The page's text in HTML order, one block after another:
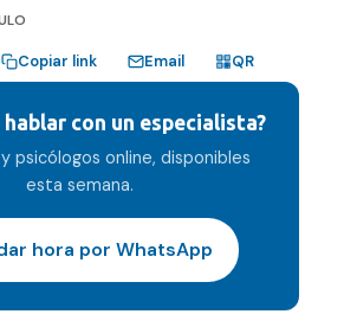
Copiar link Email QR
con un especialista?
psicólogos online, disponibles
esta semana.
hora por WhatsApp